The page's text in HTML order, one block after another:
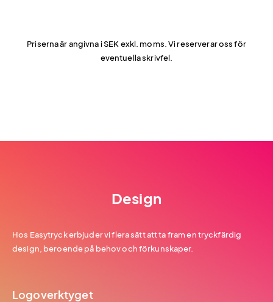
Priserna är angivna i SEK exkl. moms. Vi reserverar oss för
eventuella skrivfel.
Design
Hos Easytryck erbjuder vi flera sätt att ta fram en tryckfärdig
design, beroende på behov och förkunskaper.
Logoverktyget